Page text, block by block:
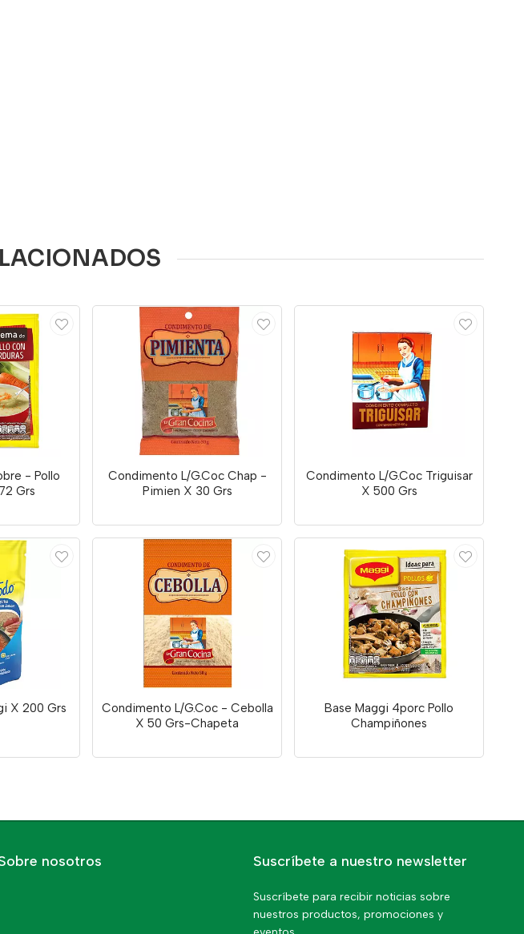
- Pollo
Grs
Condimento L/G.Coc Chap -
Pimien X 30 Grs
Condimento L/G.Coc Triguisar
X 500 Grs
X 200 Grs
Condimento L/G.Coc - Cebolla
X 50 Grs-Chapeta
Base Maggi 4porc Pollo
Champiñones
nosotros Suscríbete a nuestro newsletter
Suscríbete para recibir noticias sobre
nuestros productos, promociones y